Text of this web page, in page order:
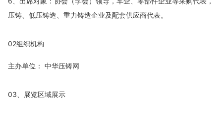
压铸、低压铸造、重力铸造企业及配套供应商代表。
02组织机构
主办单位： 中华压铸网
03、展览区域展示